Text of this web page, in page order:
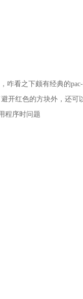
看之下颇有经典的
开红色的方块外，还可
程序时问题